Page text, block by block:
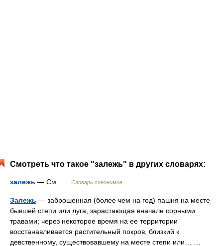
Смотреть что такое "залежь" в других словарях:
залежь — См … Словарь синонимов
Залежь — заброшенная (более чем на год) пашня на месте
бывшей степи или луга, зарастающая вначале сорными
травами; через некоторое время на ее территории
восстанавливается растительный покров, близкий к
девственному, существовавшему на месте степи или… …